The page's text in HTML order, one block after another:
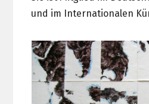
und im Internationalen